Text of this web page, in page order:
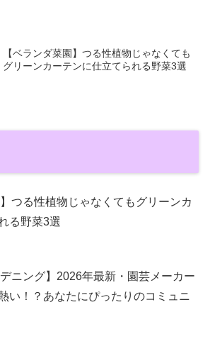
【ベランダ菜園】つる性植物じゃなくても
グリーンカーテンに仕立てられる野菜3選
】つる性植物じゃなくてもグリーンカ
る野菜3選
デニング】2026年最新・園芸メーカー
い！？あなたにぴったりのコミュニ